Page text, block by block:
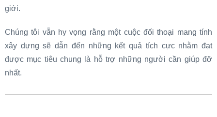
giới.
Chúng tôi vẫn hy vọng rằng một cuộc đối thoại mang tính
xây dựng sẽ dẫn đến những kết quả tích cực nhằm đạt
được mục tiêu chung là hỗ trợ những người cần giúp đỡ
nhất.